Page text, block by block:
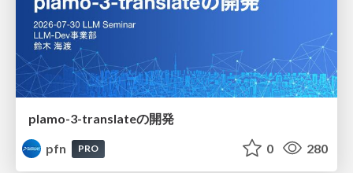
plamo-3-translateの開発
pfn
PRO 0 280